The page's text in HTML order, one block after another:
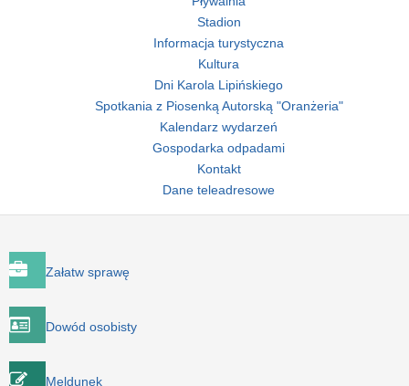
Stadion
Informacja turystyczna
Kultura
Dni Karola Lipińskiego
Spotkania z Piosenką Autorską "Oranżeria"
Kalendarz wydarzeń
Gospodarka odpadami
Kontakt
Dane teleadresowe
Załatw sprawę
Dowód osobisty
Meldunek